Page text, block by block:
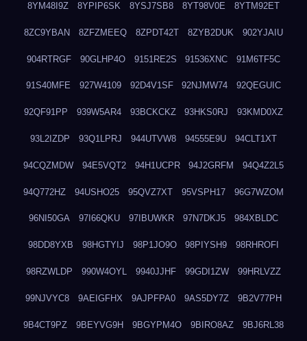
8YM48I9Z 8YPIP6SK 8YSJ7SB8 8YT98V0E 8YTM92ET
8ZC9YBAN 8ZFZMEEQ 8ZPDT42T 8ZYB2DUK 902YJAIU
904RTRGF 90GLHP4O 9151RE2S 91536XNC 91M6TF5C
91S40MFE 927W4109 92D4V1SF 92NJMW74 92QEGUIC
92QF91PP 939W5AR4 93BCKCKZ 93HKS0RJ 93KMD0XZ
93L2IZDP 93Q1LPRJ 944UTVW8 94555E9U 94CLT1XT
94CQZMDW 94E5VQT2 94H1UCPR 94J2GRFM 94Q4Z2L5
94Q772HZ 94USHO25 95QVZ7XT 95VSPH17 96G7WZOM
96NI50GA 97I66QKU 97IBUWKR 97N7DKJ5 984XBLDC
98DD8YXB 98HGTYIJ 98P1JO9O 98PIYSH9 98RHROFI
98RZWLDP 990W4OYL 9940JJHF 99GDI1ZW 99HRLVZZ
99NJVYC8 9AEIGFHX 9AJPFPA0 9AS5DY7Z 9B2V77PH
9B4CT9PZ 9BEYVG9H 9BGYPM4O 9BIRO8AZ 9BJ6RL38